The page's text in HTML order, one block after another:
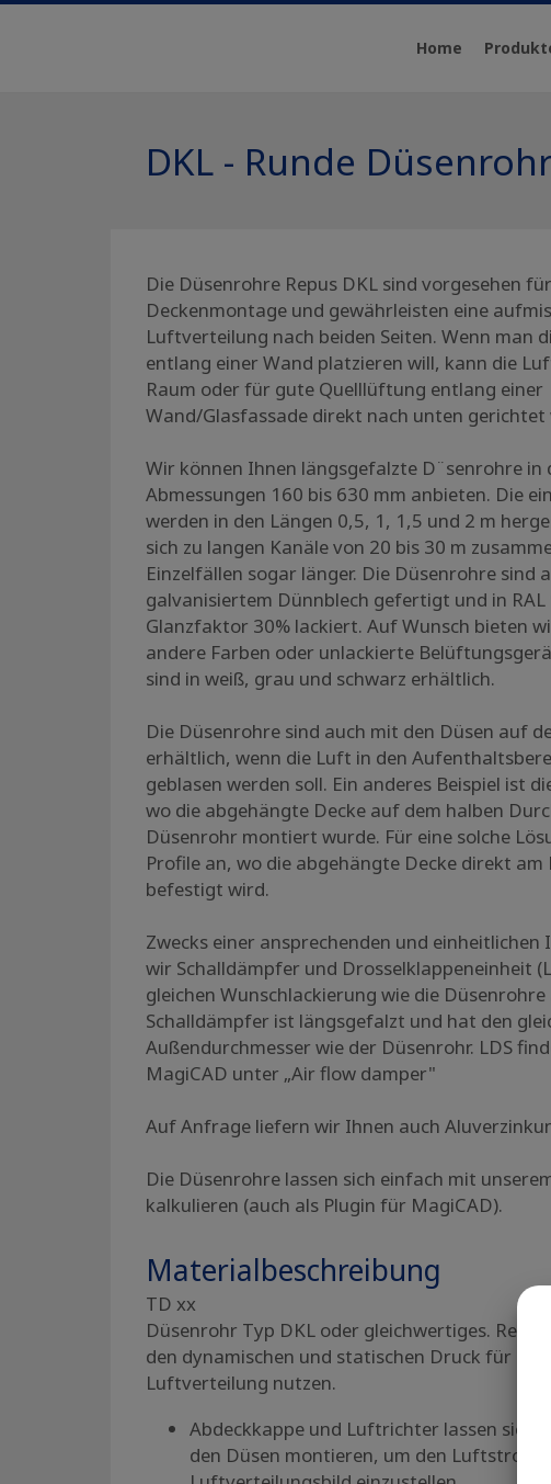
Home
DKL - Runde
Die Düsenrohre Repus DKL sind vorgesehen
Deckenmontage und gewährleisten eine
Luftverteilung nach beiden Seiten. Wenn man
entlang einer Wand platzieren will, kann die
Raum oder für gute Quelllüftung entlang einer
Wand/Glasfassade direkt nach unten gerichtet
Wir können Ihnen längsgefalzte D¨senrohre in
Abmessungen 160 bis 630 mm anbieten. Die
werden in den Längen 0,5, 1, 1,5 und 2 m
sich zu langen Kanäle von 20 bis 30 m
Einzelfällen sogar länger. Die Düsenrohre sind
galvanisiertem Dünnblech gefertigt und in
Glanzfaktor 30% lackiert. Auf Wunsch bieten
andere Farben oder unlackierte
sind in weiß, grau und schwarz erhältlich.
Die Düsenrohre sind auch mit den Düsen auf
erhältlich, wenn die Luft in den
geblasen werden soll. Ein anderes Beispiel ist
wo die abgehängte Decke auf dem halben
Düsenrohr montiert wurde. Für eine solche
Profile an, wo die abgehängte Decke direkt am
befestigt wird.
Zwecks einer ansprechenden und
wir Schalldämpfer und Drosselklappeneinheit
gleichen Wunschlackierung wie die Düsenrohre
Schalldämpfer ist längsgefalzt und hat den
Außendurchmesser wie der Düsenrohr. LDS
MagiCAD unter „Air flow damper"
Auf Anfrage liefern wir Ihnen auch
Die Düsenrohre lassen sich einfach mit
kalkulieren (auch als Plugin für MagiCAD).
Materialbeschreibung
TD xx
​​​​​​​Düsenrohr Typ DKL oder gleichwertiges.
den dynamischen und statischen Druck für
Luftverteilung nutzen.
Abdeckkappe und Luftrichter lassen sich
den Düsen montieren, um den Luftstrom